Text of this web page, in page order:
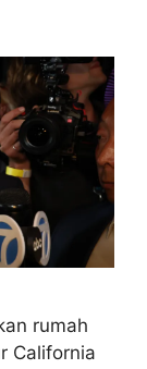
rumah
California